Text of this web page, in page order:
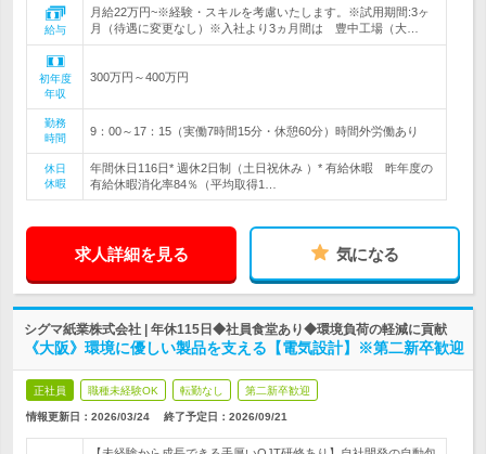
給与
月給22万円~※経験・スキルを考慮いたします。※試用期間:3ヶ
月（待遇に変更なし）※入社より3ヵ月間は 豊中工場（大…
初年度
年収
300万円～400万円
勤務
時間
9：00～17：15（実働7時間15分・休憩60分）時間外労働あり
休日
休暇
年間休日116日* 週休2日制（土日祝休み ）* 有給休暇 昨年度の
有給休暇消化率84％（平均取得1…
求人詳細を見る 気になる
シグマ紙業株式会社 | 年休115日◆社員食堂あり◆環境負荷の軽減に貢献
《大阪》環境に優しい製品を支える【電気設計】※第二新卒歓迎
正社員 職種未経験OK 転勤なし 第二新卒歓迎
情報更新日：2026/03/24 終了予定日： 2026/09/21